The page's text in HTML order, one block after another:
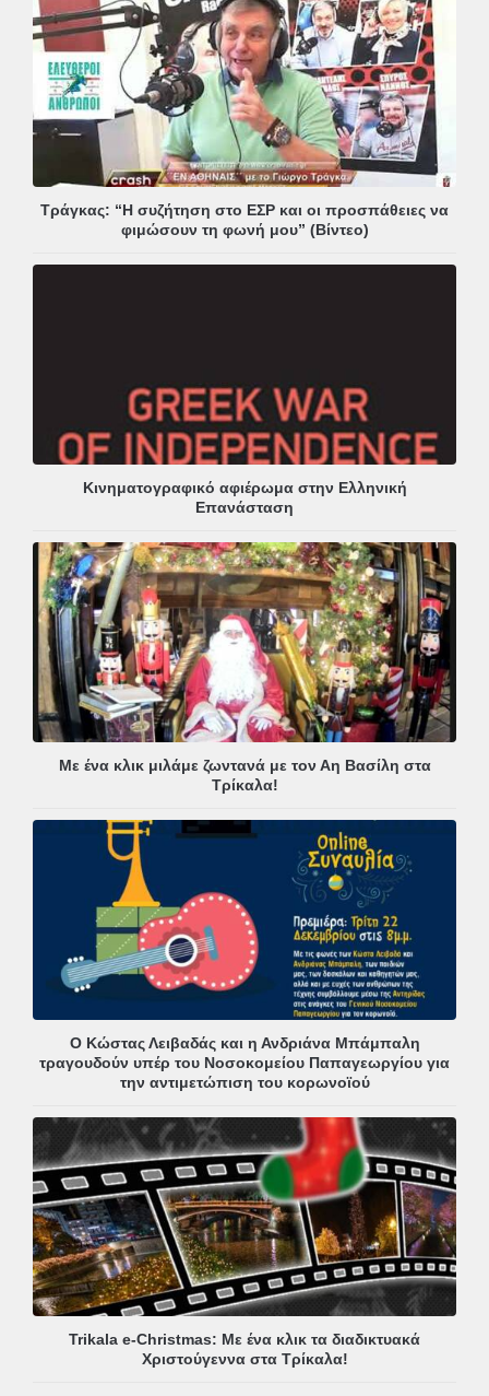
Τράγκας: “Η συζήτηση στο ΕΣΡ και οι προσπάθειες να
φιμώσουν τη φωνή μου” (Βίντεο)
Κινηματογραφικό αφιέρωμα στην Ελληνική
Επανάσταση
Με ένα κλικ μιλάμε ζωντανά με τον Αη Βασίλη στα
Τρίκαλα!
Ο Κώστας Λειβαδάς και η Ανδριάνα Μπάμπαλη
τραγουδούν υπέρ του Νοσοκομείου Παπαγεωργίου για
την αντιμετώπιση του κορωνοϊού
Trikala e-Christmas: Με ένα κλικ τα διαδικτυακά
Χριστούγεννα στα Τρίκαλα!